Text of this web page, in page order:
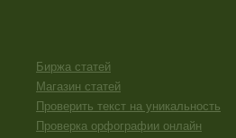
Биржа статей
Магазин статей
Проверить текст на уникальность
Проверка орфографии онлайн